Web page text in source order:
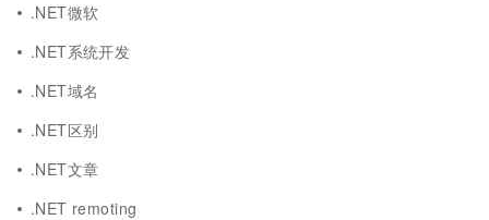
.NET微软
.NET系统开发
.NET域名
.NET区别
.NET文章
.NET remoting